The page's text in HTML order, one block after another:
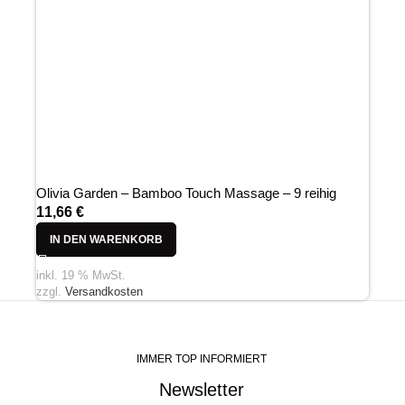
Olivia Garden – Bamboo Touch Massage – 9 reihig
11,66 €
IN DEN WARENKORB
inkl. 19 % MwSt.
zzgl. Versandkosten
IMMER TOP INFORMIERT
Newsletter